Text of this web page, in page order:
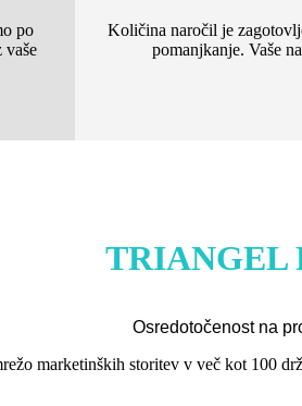
po
vaše
Količina naročil je
pomanjkanje. Vaše
TRIANGEL
Osredotočenost na
marketinških storitev v več kot 100